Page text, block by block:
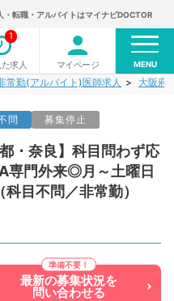
・転職・アルバイトはマイナビDOCTOR
求人
1
マイページ MENU
常勤(アルバイト)医師求人 大阪府
問 募集停止
・奈良】科目問わず応
専門外来◎月～土曜日
目不問／非常勤）
最新の募集状況を
問い合わせる